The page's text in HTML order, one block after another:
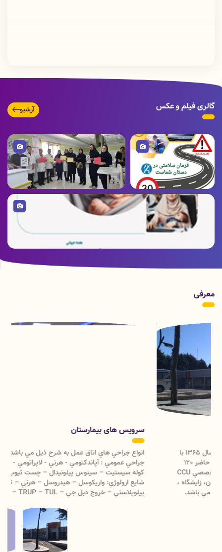
گالری فیلم و عکس آرشیو
پویش ملی نه به تصادف گرامیداشت روز ایمنی بیمار
تصویر
هفته جهانی تغذیه با شیر مادر
معرفی
سرویس های بیمارستان
انواع جراحي هاي اتاق عمل به شرح ذيل مي باشد : اعمال شايع
جراحي عمومي : آپاندكتومي - هرني - لاپراتومي - هموروئيد –
كوله سيستيت – سينوس پيلونيدال – چست تيوب گذاري اعمال
شايع ارولوژي: واريكوسل – هيدروسل – هرني – تومور مثانه –
پيلوپلاستي – خروج دبل جي – TRUP – TUL – اركيدوپكسي –